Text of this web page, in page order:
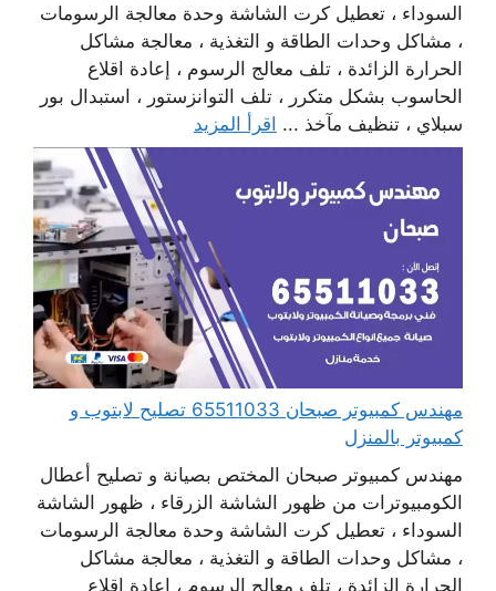
السوداء ، تعطيل كرت الشاشة وحدة معالجة الرسومات
، مشاكل وحدات الطاقة و التغذية ، معالجة مشاكل
الحرارة الزائدة ، تلف معالج الرسوم ، إعادة اقلاع
الحاسوب بشكل متكرر ، تلف التوانزستور ، استبدال بور
سبلاي ، تنظيف مآخذ ... اقرأ المزيد
مهندس كمبيوتر صبحان 65511033 تصليح لابتوب و
كمبيوتر بالمنزل
مهندس كمبيوتر صبحان المختص بصيانة و تصليح أعطال
الكومبيوترات من ظهور الشاشة الزرقاء ، ظهور الشاشة
السوداء ، تعطيل كرت الشاشة وحدة معالجة الرسومات
، مشاكل وحدات الطاقة و التغذية ، معالجة مشاكل
الحرارة الزائدة ، تلف معالج الرسوم ، إعادة اقلاع